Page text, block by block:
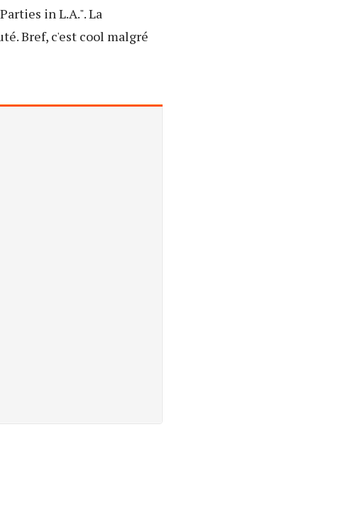
in L.A.". La
Bref, c'est cool malgré